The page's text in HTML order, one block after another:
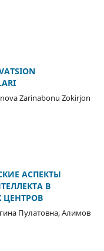
Zarinabonu Zokirjon
АСПЕКТЫ
В
ЦЕНТРОВ
Пулатовна, Алимов